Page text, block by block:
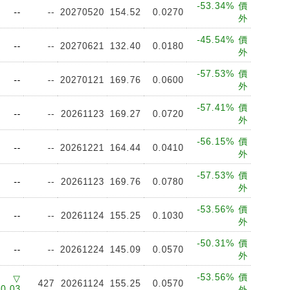
-- -- 20270520 154.52 0.0270
-53.34% 價
外
-- -- 20270621 132.40 0.0180
-45.54% 價
外
-- -- 20270121 169.76 0.0600
-57.53% 價
外
-- -- 20261123 169.27 0.0720
-57.41% 價
外
-- -- 20261221 164.44 0.0410
-56.15% 價
外
-- -- 20261123 169.76 0.0780
-57.53% 價
外
-- -- 20261124 155.25 0.1030
-53.56% 價
外
-- -- 20261224 145.09 0.0570
-50.31% 價
外
▽
427 20261124 155.25 0.0570
-53.56% 價